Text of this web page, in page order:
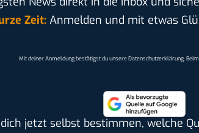
Zeit:Anmelden und mit etwas
Mit deiner Anmeldung bestätigst du unsereDatenschutzerklärung.
jetzt selbst bestimmen, welche